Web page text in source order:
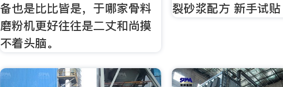
备也是比比皆是，于哪家骨料
磨粉机更好往往是二丈和尚摸
不着头脑。
裂砂浆配方 新手试